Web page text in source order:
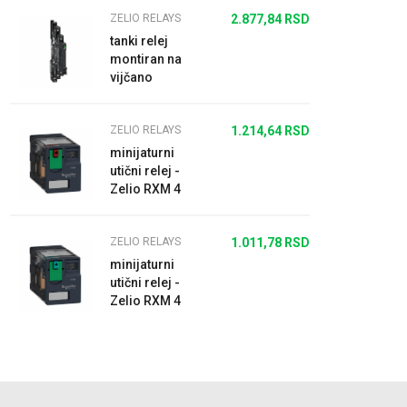
ZELIO RELAYS
tanki relej
montiran na
vijčano
lampicom i
zaštitnim
kolom,23...
2.877,84 RSD
ZELIO RELAYS
minijaturni
utični relej -
Zelio RXM 4
1.214,64 RSD
ZELIO RELAYS
minijaturni
utični relej -
Zelio RXM 4
1.011,78 RSD